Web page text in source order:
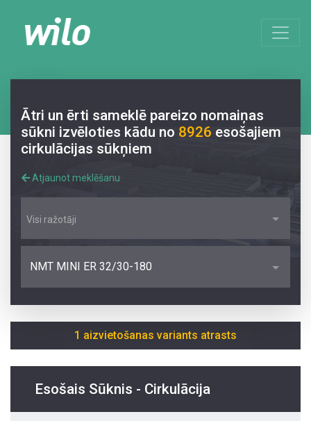
Ātri un ērti sameklē pareizo nomaiņas
sūkni izvēloties kādu no 8926 esošajiem
cirkulācijas sūkņiem
Atjaunot meklēšanu
Visi ražotāji
NMT MINI ER 32/30-180
1 aizvietošanas variants atrasts
Esošais Sūknis - Cirkulācija